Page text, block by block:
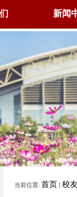
新闻
当前位置: 首页 校